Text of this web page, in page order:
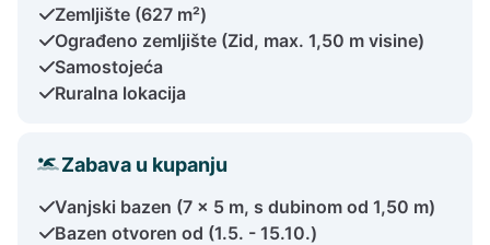
Zemljište (627 m²)
Ograđeno zemljište (Zid, max. 1,50 m visine)
Samostojeća
Ruralna lokacija
Zabava u kupanju
Vanjski bazen (7 x 5 m, s dubinom od 1,50 m)
Bazen otvoren od (1.5. - 15.10.)